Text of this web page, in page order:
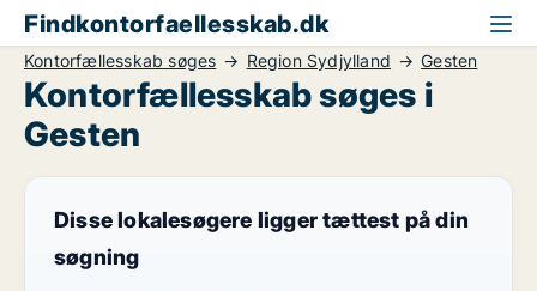
Findkontorfaellesskab.dk
Kontorfællesskab søges Region Sydjylland Gesten
Kontorfællesskab søges i
Gesten
Disse lokalesøgere ligger tættest på din
søgning